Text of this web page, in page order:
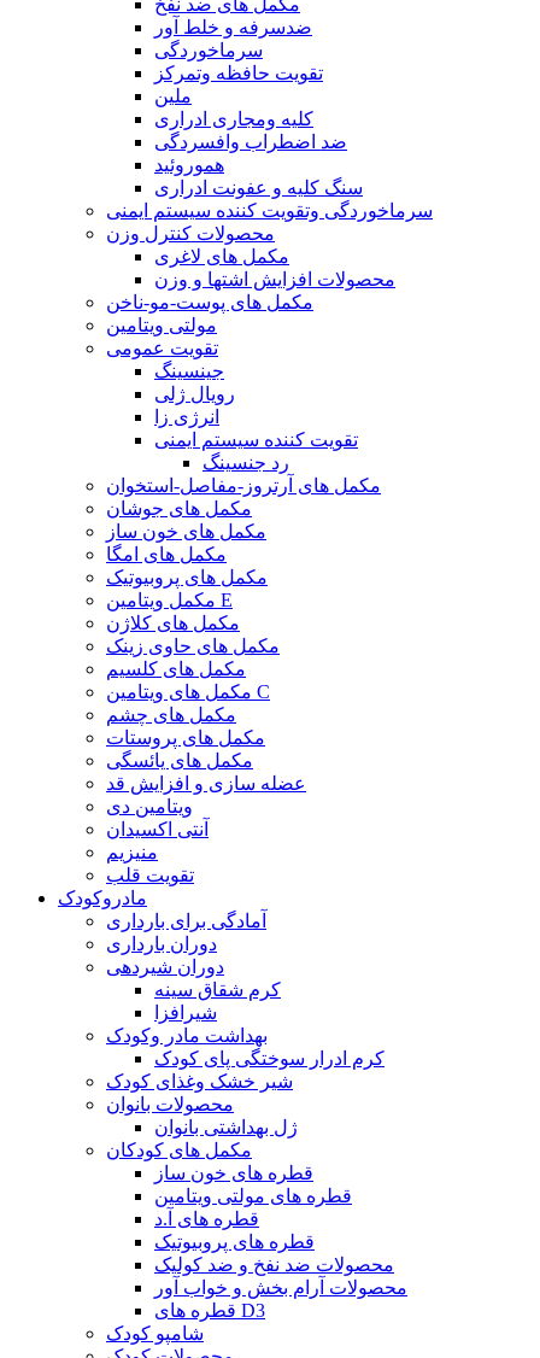
مکمل های ضد نفخ
ضدسرفه و خلط آور
سرماخوردگی
تقویت حافظه وتمرکز
ملین
کلیه ومجاری ادراری
ضد اضطراب وافسردگی
هموروئید
سنگ کلیه و عفونت ادراری
سرماخوردگی وتقویت کننده سیستم ایمنی
محصولات کنترل وزن
مکمل های لاغری
محصولات افزایش اشتها و وزن
مکمل های پوست-مو-ناخن
مولتی ویتامین
تقویت عمومی
جینسینگ
رویال ژلی
انرژی زا
تقویت کننده سیستم ایمنی
رد جنسینگ
مکمل های آرتروز-مفاصل-استخوان
مکمل های جوشان
مکمل های خون ساز
مکمل های امگا
مکمل های پروبیوتیک
مکمل ویتامین E
مکمل های کلاژن
مکمل های حاوی زینک
مکمل های کلسیم
مکمل های ویتامین C
مکمل های چشم
مکمل های پروستات
مکمل های یائسگی
عضله سازی و افزایش قد
ویتامین دی
آنتی اکسیدان
منیزیم
تقویت قلب
مادروکودک
آمادگی برای بارداری
دوران بارداری
دوران شیردهی
کرم شقاق سینه
شیرافزا
بهداشت مادر وکودک
کرم ادرار سوختگی پای کودک
شیر خشک وغذای کودک
محصولات بانوان
ژل بهداشتی بانوان
مکمل های کودکان
قطره های خون ساز
قطره های مولتی ویتامین
قطره های آ.د
قطره های پروبیوتیک
محصولات ضد نفخ و ضد کولیک
محصولات آرام بخش و خواب آور
قطره های D3
شامپو کودک